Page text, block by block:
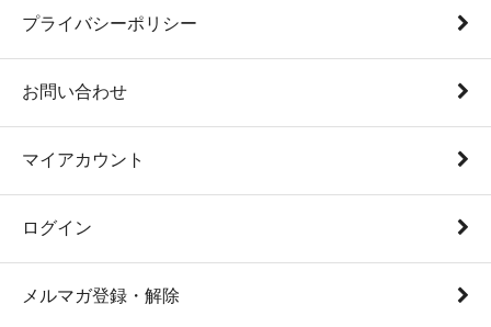
プライバシーポリシー
お問い合わせ
マイアカウント
ログイン
メルマガ登録・解除